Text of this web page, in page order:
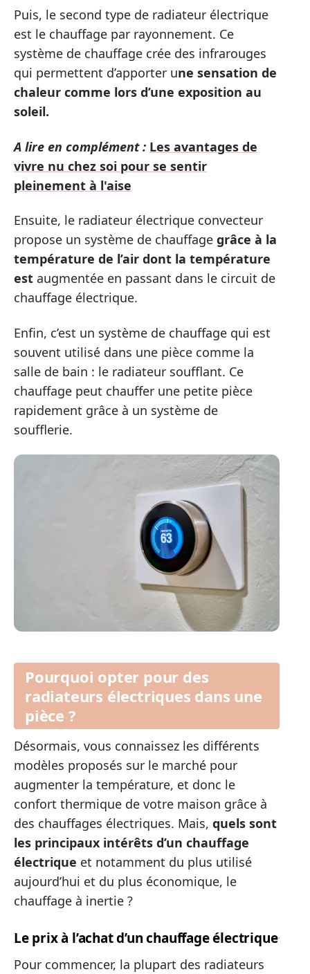
Puis, le second type de radiateur électrique
est le chauffage par rayonnement. Ce
système de chauffage crée des infrarouges
qui permettent d’apporter une sensation de
chaleur comme lors d’une exposition au
soleil.
A lire en complément : Les avantages de
vivre nu chez soi pour se sentir
pleinement à l'aise
Ensuite, le radiateur électrique convecteur
propose un système de chauffage grâce à la
température de l’air dont la température
est augmentée en passant dans le circuit de
chauffage électrique.
Enfin, c’est un système de chauffage qui est
souvent utilisé dans une pièce comme la
salle de bain : le radiateur soufflant. Ce
chauffage peut chauffer une petite pièce
rapidement grâce à un système de
soufflerie.
Pourquoi opter pour des
radiateurs électriques dans une
pièce ?
Désormais, vous connaissez les différents
modèles proposés sur le marché pour
augmenter la température, et donc le
confort thermique de votre maison grâce à
des chauffages électriques. Mais, quels sont
les principaux intérêts d’un chauffage
électrique et notamment du plus utilisé
aujourd’hui et du plus économique, le
chauffage à inertie ?
Le prix à l’achat d’un chauffage électrique
Pour commencer, la plupart des radiateurs